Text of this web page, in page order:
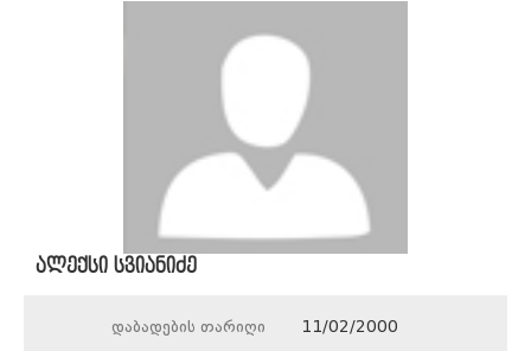
ალექსი სვიანიძე
დაბადების თარიღი 11/02/2000